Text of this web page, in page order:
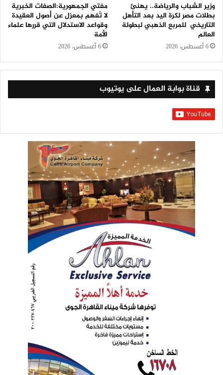
وزير الشباب والرياضة.. يهنئ
بطلات مصر لكرة اليد بعد التأهل
التاريخي للمربع الذهبي لبطولة
العالم
6 أغسطس، 2026
مفتي الجمهورية:الصفات الخبرية
لا تُفهم بمعزل عن أصول العقيدة
وقواعد الاستدلال التي قررها علماء
الأمة
6 أغسطس، 2026
قناة بوابة العمال على يوتيوب